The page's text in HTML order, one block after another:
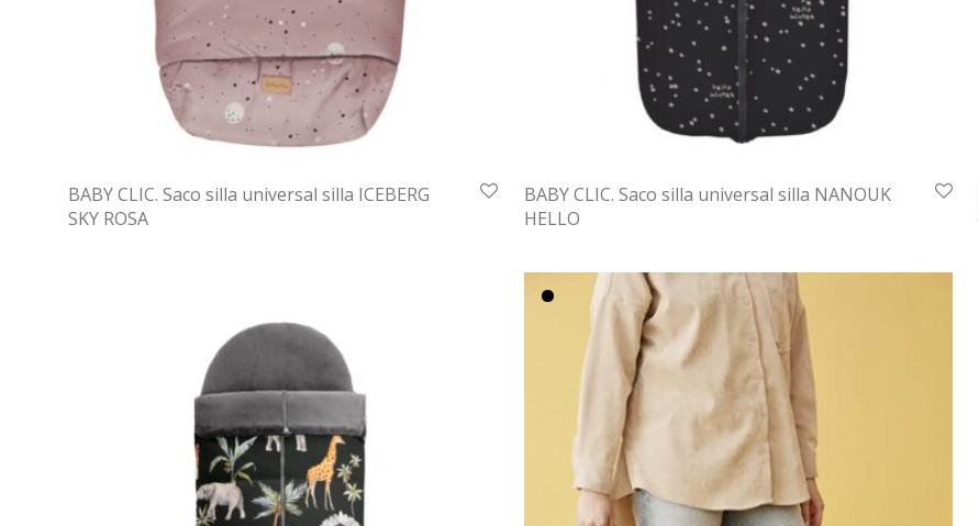
BABY CLIC. Saco silla universal silla ICEBERG
SKY ROSA
BABY CLIC. Saco silla universal silla NANOUK
HELLO